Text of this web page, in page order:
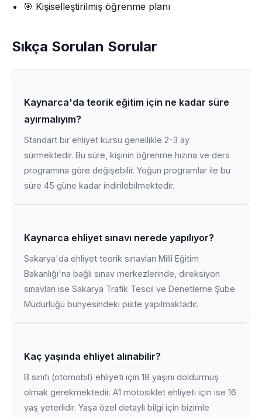
🎯 Kişiselleştirilmiş öğrenme planı
Sıkça Sorulan Sorular
Kaynarca'da teorik eğitim için ne kadar süre
ayırmalıyım?
Standart bir ehliyet kursu genellikle 2-3 ay
sürmektedir. Bu süre, kişinin öğrenme hızına ve ders
programına göre değişebilir. Yoğun programlar ile bu
süre 45 güne kadar indirilebilmektedir.
Kaynarca ehliyet sınavı nerede yapılıyor?
Sakarya'da ehliyet teorik sınavları Millî Eğitim
Bakanlığı'na bağlı sınav merkezlerinde, direksiyon
sınavları ise Sakarya Trafik Tescil ve Denetleme Şube
Müdürlüğü bünyesindeki piste yapılmaktadır.
Kaç yaşında ehliyet alınabilir?
B sınıfı (otomobil) ehliyeti için 18 yaşını doldurmuş
olmak gerekmektedir. A1 motosiklet ehliyeti için ise 16
yaş yeterlidir. Yaşa özel detaylı bilgi için bizimle